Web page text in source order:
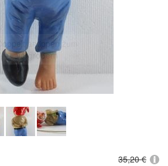
Doppelt antippen zum
vergrößern
35,20 €